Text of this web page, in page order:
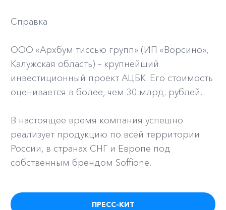
Справка
ООО «Архбум тиссью групп» (ИП «Ворсино»,
Калужская область) – крупнейший
инвестиционный проект АЦБК. Его стоимость
оценивается в более, чем 30 млрд. рублей.
В настоящее время компания успешно
реализует продукцию по всей территории
России, в странах СНГ и Европе под
собственным брендом Soffione.
ПРЕСС-КИТ